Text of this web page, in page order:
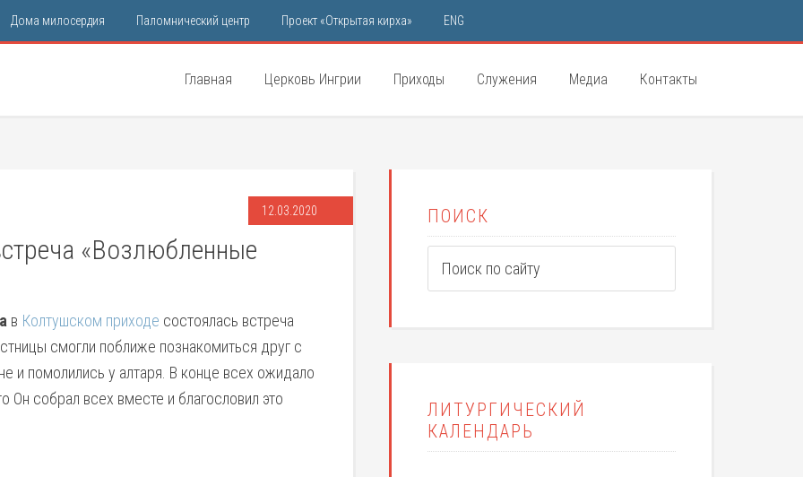
Дома милосердия Паломнический центр Проект «Открытая кирха» ENG
Главная Церковь Ингрии Приходы Служения Медиа Контакты
12.03.2020
«Возлюбленные
в Колтушском приходе состоялась встреча
смогли поближе познакомиться друг с
и помолились у алтаря. В конце всех ожидало
Он собрал всех вместе и благословил это
ПОИСК
ЛИТУРГИЧЕСКИЙ
КАЛЕНДАРЬ